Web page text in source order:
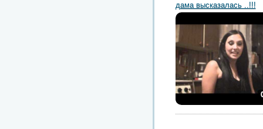
дама высказалась ..!!!